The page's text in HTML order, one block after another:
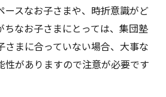
ースなお子さまや、時折意識がど
ちなお子さまにとっては、集団塾
さまに合っていない場合、大事な
性がありますので注意が必要です